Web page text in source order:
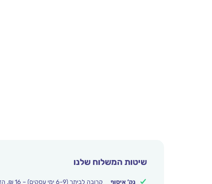
שיטות המשלוח שלנו
נק’ איסוף קרובה לביתך (6-9 ימי עסקים) – 16 ₪. הזמנות מעל 250 ₪ משלוח חינם.